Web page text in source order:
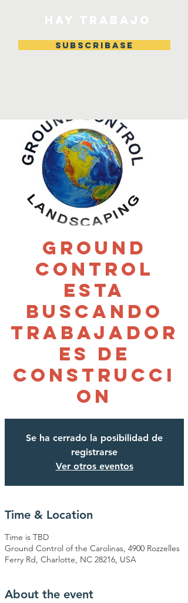
Subscribase
Ground
Control
Esta
Buscando
Trabajador
es de
Construcci
on
Se ha cerrado la posibilidad de
registrarse
Ver otros eventos
Time & Location
Time is TBD
Ground Control of the Carolinas, 4900 Rozzelles
Ferry Rd, Charlotte, NC 28216, USA
About the event